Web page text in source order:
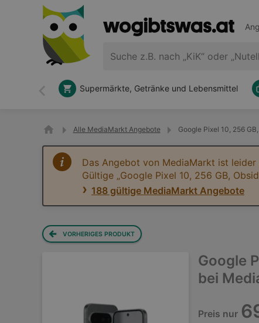
Zurück
Supermärkte, Getränke und Lebensmittel
Alle MediaMarkt Angebote Google Pixel 10, 256
Das Angebot von MediaMarkt ist leider
Gültige „Google Pixel 10, 256 GB,
188 gültige MediaMarkt Angebote
VORHERIGES PRODUKT
Google
bei
Preis nur